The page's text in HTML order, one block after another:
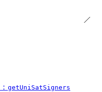
getUniSatSigners